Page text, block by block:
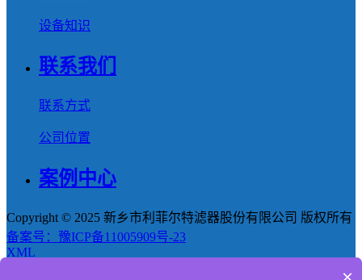
设备知识
联系我们
联系方式
公司位置
案例中心
Copyright © 2025 新乡市利菲尔特滤器股份有限公司 版权所有
备案号：豫ICP备11005909号-23
XML